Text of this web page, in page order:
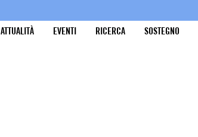
ATTUALITÀ EVENTI RICERCA SOSTEGNO